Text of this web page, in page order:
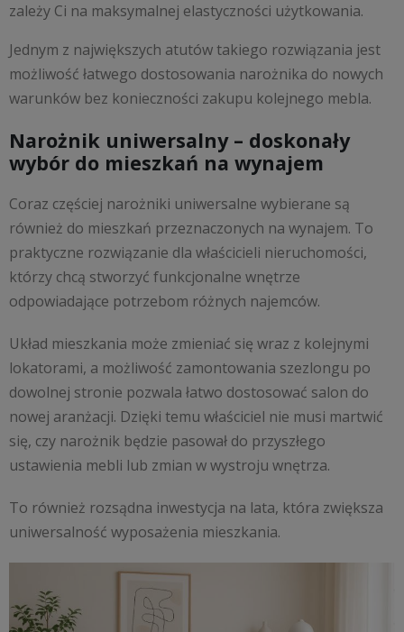
zależy Ci na maksymalnej elastyczności użytkowania.
Jednym z największych atutów takiego rozwiązania jest
możliwość łatwego dostosowania narożnika do nowych
warunków bez konieczności zakupu kolejnego mebla.
Narożnik uniwersalny – doskonały
wybór do mieszkań na wynajem
Coraz częściej narożniki uniwersalne wybierane są
również do mieszkań przeznaczonych na wynajem. To
praktyczne rozwiązanie dla właścicieli nieruchomości,
którzy chcą stworzyć funkcjonalne wnętrze
odpowiadające potrzebom różnych najemców.
Układ mieszkania może zmieniać się wraz z kolejnymi
lokatorami, a możliwość zamontowania szezlongu po
dowolnej stronie pozwala łatwo dostosować salon do
nowej aranżacji. Dzięki temu właściciel nie musi martwić
się, czy narożnik będzie pasował do przyszłego
ustawienia mebli lub zmian w wystroju wnętrza.
To również rozsądna inwestycja na lata, która zwiększa
uniwersalność wyposażenia mieszkania.